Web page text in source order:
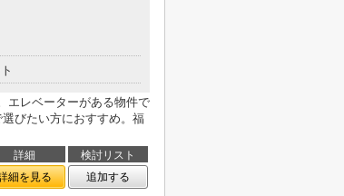
エレベーターがある物件で
びたい方におすすめ。福
詳細
検討リスト
細を見る 追加する